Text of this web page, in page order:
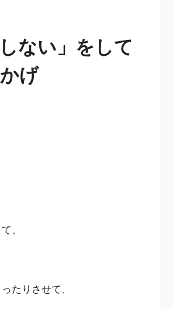
しない」をして
げ
、
たりさせて、